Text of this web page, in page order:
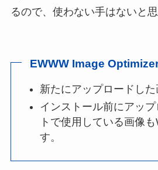
るので、使わない手はないと思
EWWW Image
新たにアップロードし
インストール前にアッ
トで使用している画像
す。